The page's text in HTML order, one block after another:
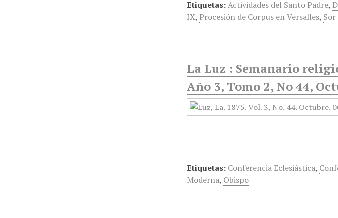
Etiquetas:Actividades del Santo Padre,
IX, Procesión de Corpus en Versalles,
La Luz : Semanario
Año 3, Tomo 2, No 44,
Etiquetas: Conferencia Eclesiástica,
Moderna, Obispo